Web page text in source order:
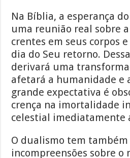
Na Bíblia, a esperança
uma reunião real sobre
crentes em seus corpos
dia do Seu retorno.
derivará uma
afetará a humanidade e
grande expectativa é
crença na imortalidade
celestial imediatamente
O dualismo tem
incompreensões sobre o